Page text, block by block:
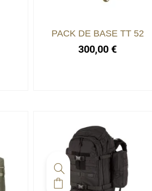
PACK DE BASE TT 52
300,00€